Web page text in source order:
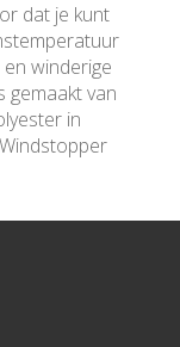
dat je kunt
winderige
gemaakt van
in